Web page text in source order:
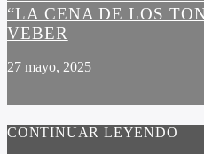
“LA CENA DE LOS
VEBER
27 mayo, 2025
CONTINUAR LEYENDO